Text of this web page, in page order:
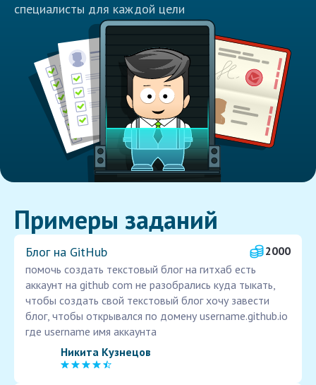
специалисты для каждой цели
Примеры заданий
Блог на GitHub
2000
помочь создать текстовый блог на гитхаб есть
аккаунт на github com не разобрались куда тыкать,
чтобы создать свой текстовый блог хочу завести
блог, чтобы открывался по домену username.github.io
где username имя аккаунта
Никита Кузнецов